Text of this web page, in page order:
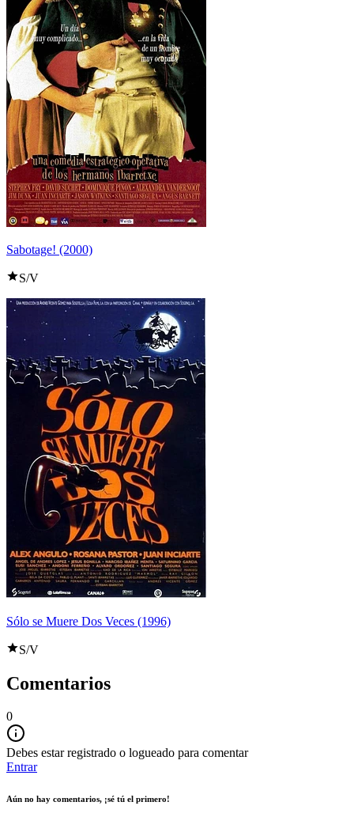
Sabotage! (2000)
S/V
Sólo se Muere Dos Veces (1996)
S/V
Comentarios
0
Debes estar registrado o logueado para comentar
Entrar
Aún no hay comentarios, ¡sé tú el primero!